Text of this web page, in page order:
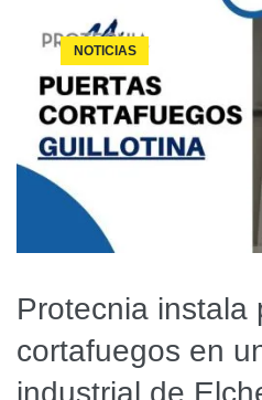
NOTICIAS
Protecnia instala
cortafuegos en
industrial de